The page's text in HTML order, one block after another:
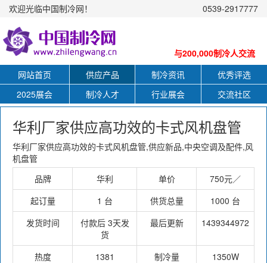
欢迎光临中国制冷网！ 0539-2917777
与200,000制冷人交流
网站首页
供应产品 制冷资讯
优秀评选
2025展会
制冷人才 行业展会 交流社区
华利厂家供应高功效的卡式风机盘管
华利厂家供应高功效的卡式风机盘管,供应新品,中央空调及配件,风
机盘管
品牌
华利 单价
750元／
起订量
1 台 供货总量
1000 台
发货时间
付款后 3天发
货
最后更新 1439344972
热度 1381 制冷量 1350W